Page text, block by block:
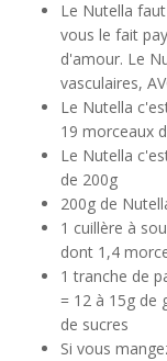
Le Nutella
vous le fait
d'amour. Le
vasculaires,
Le Nutella
19 morceaux
Le Nutella
de 200g
200g de
1 cuillère à
dont 1,4
1 tranche de
= 12 à 15g de
de sucres
Si vous